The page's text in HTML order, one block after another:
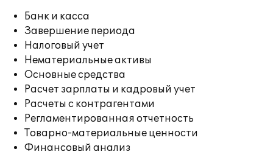
Банк и касса
Завершение периода
Налоговый учет
Нематериальные активы
Основные средства
Расчет зарплаты и кадровый учет
Расчеты с контрагентами
Регламентированная отчетность
Товарно-материальные ценности
Финансовый анализ